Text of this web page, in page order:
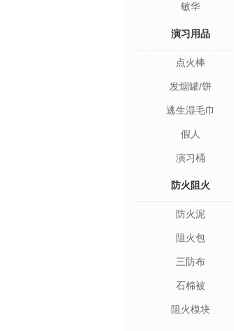
敏华
演习用品
点火棒
发烟罐/饼
逃生湿毛巾
假人
演习桶
防火阻火
防火泥
阻火包
三防布
石棉被
阻火模块